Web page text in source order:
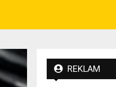
REKLAM